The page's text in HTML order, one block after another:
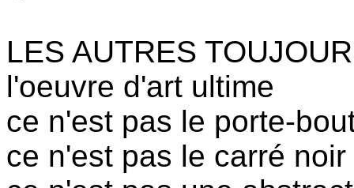
LES AUTRES
l'oeuvre d'art ultime
ce n'est pas le porte-
ce n'est pas le carré